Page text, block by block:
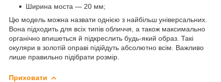
Ширина моста — 20 мм;
Цю модель можна назвати однією з найбільш універсальних.
Вона підходить для всіх типів обличчя, а також максимально
органічно впишеться й підкреслить будь-який образ. Такі
окуляри в золотій оправі підійдуть абсолютно всім. Важливо
лише правильно підібрати розмір.
Приховати